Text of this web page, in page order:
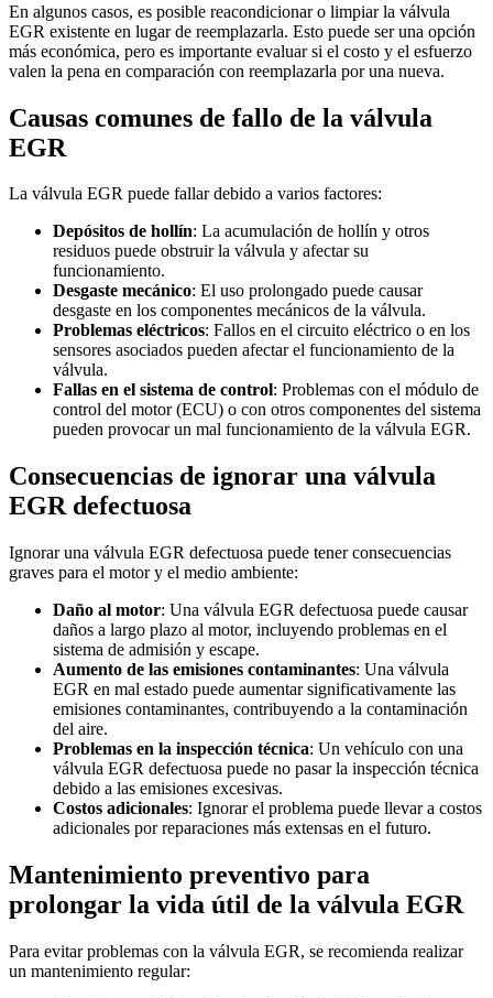
En algunos casos, es posible reacondicionar o limpiar la válvula
EGR existente en lugar de reemplazarla. Esto puede ser una opción
más económica, pero es importante evaluar si el costo y el esfuerzo
valen la pena en comparación con reemplazarla por una nueva.
Causas comunes de fallo de la válvula
EGR
La válvula EGR puede fallar debido a varios factores:
Depósitos de hollín: La acumulación de hollín y otros
residuos puede obstruir la válvula y afectar su
funcionamiento.
Desgaste mecánico: El uso prolongado puede causar
desgaste en los componentes mecánicos de la válvula.
Problemas eléctricos: Fallos en el circuito eléctrico o en los
sensores asociados pueden afectar el funcionamiento de la
válvula.
Fallas en el sistema de control: Problemas con el módulo de
control del motor (ECU) o con otros componentes del sistema
pueden provocar un mal funcionamiento de la válvula EGR.
Consecuencias de ignorar una válvula
EGR defectuosa
Ignorar una válvula EGR defectuosa puede tener consecuencias
graves para el motor y el medio ambiente:
Daño al motor: Una válvula EGR defectuosa puede causar
daños a largo plazo al motor, incluyendo problemas en el
sistema de admisión y escape.
Aumento de las emisiones contaminantes: Una válvula
EGR en mal estado puede aumentar significativamente las
emisiones contaminantes, contribuyendo a la contaminación
del aire.
Problemas en la inspección técnica: Un vehículo con una
válvula EGR defectuosa puede no pasar la inspección técnica
debido a las emisiones excesivas.
Costos adicionales: Ignorar el problema puede llevar a costos
adicionales por reparaciones más extensas en el futuro.
Mantenimiento preventivo para
prolongar la vida útil de la válvula EGR
Para evitar problemas con la válvula EGR, se recomienda realizar
un mantenimiento regular: